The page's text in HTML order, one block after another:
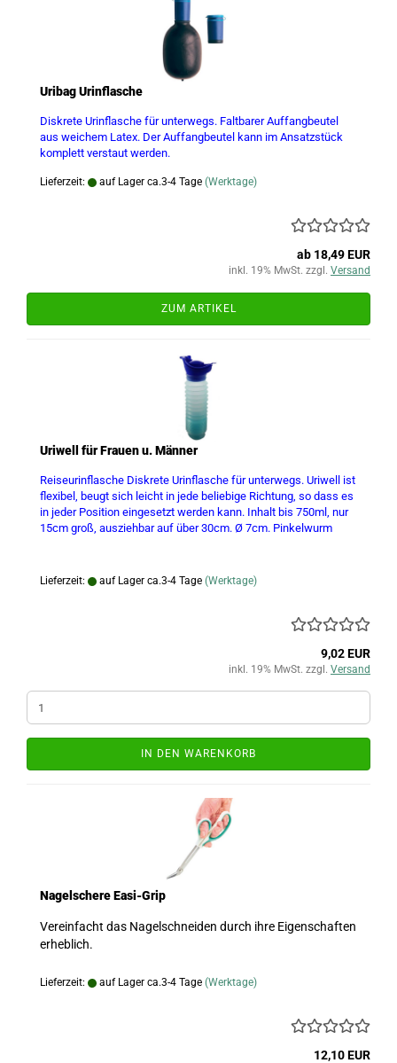
Uribag Urinflasche
Diskrete Urinflasche für unterwegs. Faltbarer Auffangbeutel
aus weichem Latex. Der Auffangbeutel kann im Ansatzstück
komplett verstaut werden.
Lieferzeit: auf Lager ca.3-4 Tage (Werktage)
ab 18,49 EUR
inkl. 19% MwSt. zzgl. Versand
ZUM ARTIKEL
Uriwell für Frauen u. Männer
Reiseurinflasche Diskrete Urinflasche für unterwegs. Uriwell ist
flexibel, beugt sich leicht in jede beliebige Richtung, so dass es
in jeder Position eingesetzt werden kann. Inhalt bis 750ml, nur
15cm groß, ausziehbar auf über 30cm. Ø 7cm. Pinkelwurm
Lieferzeit: auf Lager ca.3-4 Tage (Werktage)
9,02 EUR
inkl. 19% MwSt. zzgl. Versand
IN DEN WARENKORB
Nagelschere Easi-Grip
Vereinfacht das Nagelschneiden durch ihre Eigenschaften
erheblich.
Lieferzeit: auf Lager ca.3-4 Tage (Werktage)
12,10 EUR